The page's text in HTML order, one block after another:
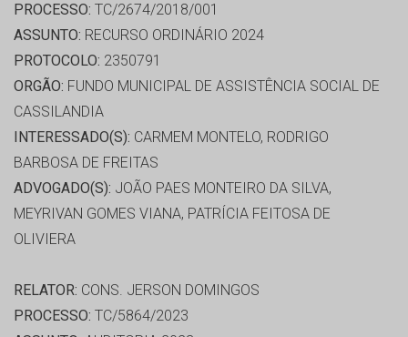
PROCESSO: TC/2674/2018/001
ASSUNTO: RECURSO ORDINÁRIO 2024
PROTOCOLO: 2350791
ORGÃO: FUNDO MUNICIPAL DE ASSISTÊNCIA SOCIAL DE
CASSILANDIA
INTERESSADO(S): CARMEM MONTELO, RODRIGO
BARBOSA DE FREITAS
ADVOGADO(S): JOÃO PAES MONTEIRO DA SILVA,
MEYRIVAN GOMES VIANA, PATRÍCIA FEITOSA DE
OLIVIERA
RELATOR: CONS. JERSON DOMINGOS
PROCESSO: TC/5864/2023